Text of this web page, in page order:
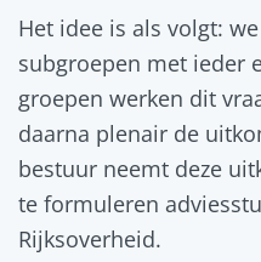
Het idee is als volgt:
subgroepen met ieder
groepen werken dit
daarna plenair de
bestuur neemt deze
te formuleren
Rijksoverheid.